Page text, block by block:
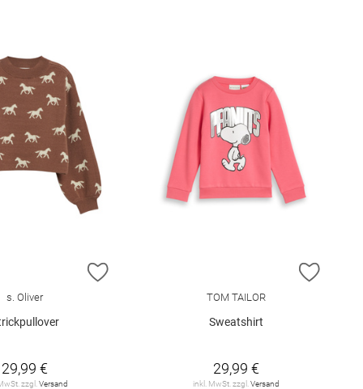
HINZUFÜGEN
s. Oliver
29,99 €
zzgl.Versand
ZUR
TOM TAILOR
Sweatshirt
29,99 €
inkl. MwSt. zzgl.Versand